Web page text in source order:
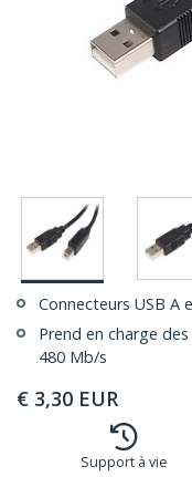
Connecteurs USB A
Prend en charge
480 Mb/s
€ 3,30 EUR
Support à vie